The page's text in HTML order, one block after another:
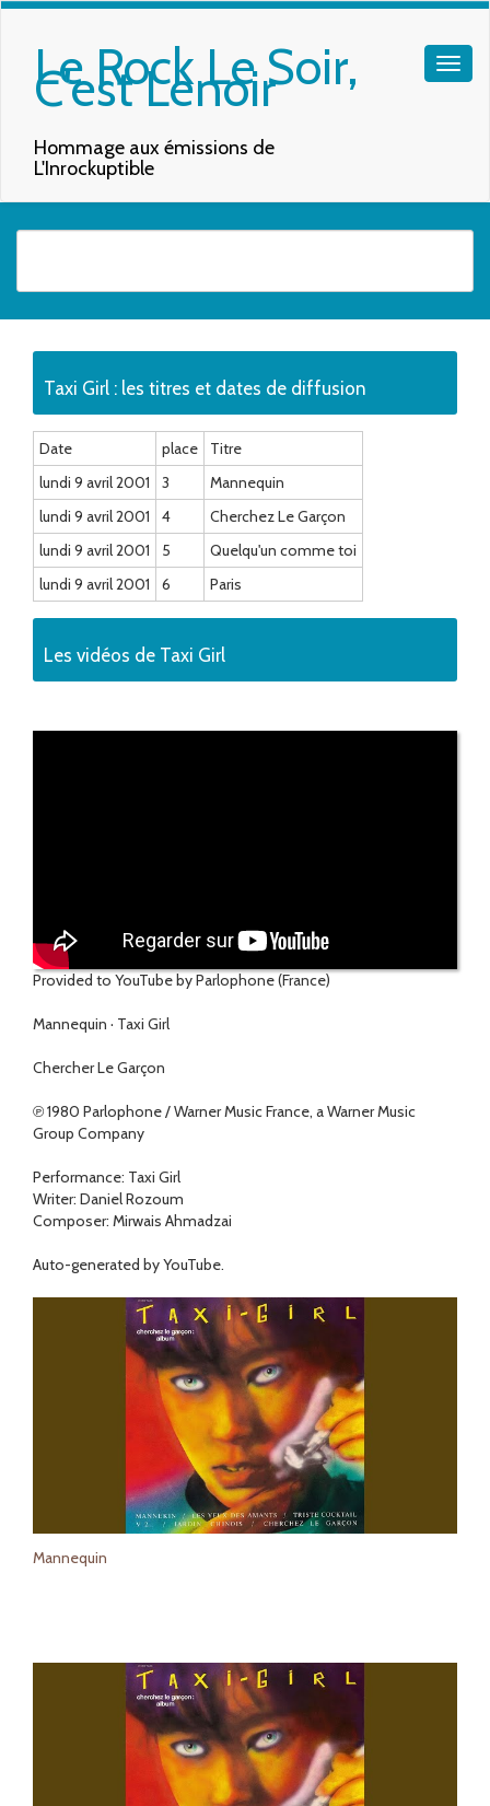
Le Rock Le Soir,
C'est Lenoir
Hommage aux émissions de
L'Inrockuptible
Taxi Girl : les titres et dates de diffusion
Date place
Titre
lundi 9 avril 2001
3
Mannequin
lundi 9 avril 2001
4
Cherchez Le Garçon
lundi 9 avril 2001
5
Quelqu'un comme toi
lundi 9 avril 2001
6 Paris
Les vidéos de Taxi Girl
Provided to YouTube by Parlophone (France)
Mannequin · Taxi Girl
Chercher Le Garçon
℗ 1980 Parlophone / Warner Music France, a Warner Music
Group Company
Performance: Taxi Girl
Writer: Daniel Rozoum
Composer: Mirwais Ahmadzai
Auto-generated by YouTube.
Mannequin